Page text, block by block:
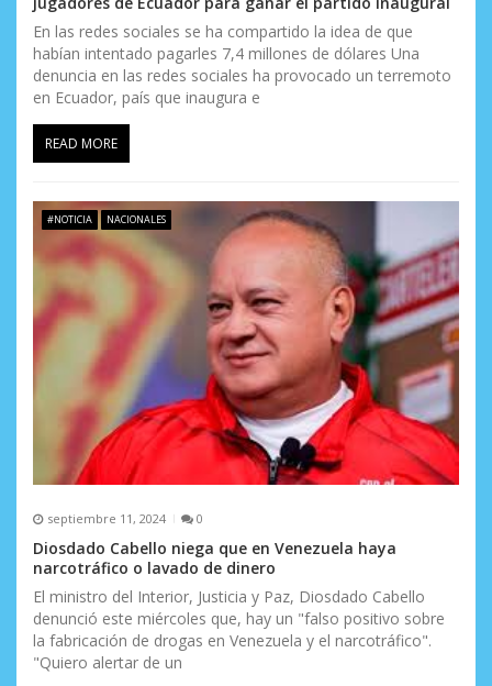
En las redes sociales se ha compartido la idea de que
habían intentado pagarles 7,4 millones de dólares Una
denuncia en las redes sociales ha provocado un terremoto
en Ecuador, país que inaugura e
READ MORE
#NOTICIA NACIONALES
septiembre 11, 2024 0
Diosdado Cabello niega que en Venezuela haya
narcotráfico o lavado de dinero
El ministro del Interior, Justicia y Paz, Diosdado Cabello
denunció este miércoles que, hay un "falso positivo sobre
la fabricación de drogas en Venezuela y el narcotráfico".
"Quiero alertar de un